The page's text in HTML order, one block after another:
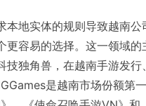
本地实体的规则导致越南
更容易的选择。这一领域
技独角兽，在越南手游发行
是越南市场份额第